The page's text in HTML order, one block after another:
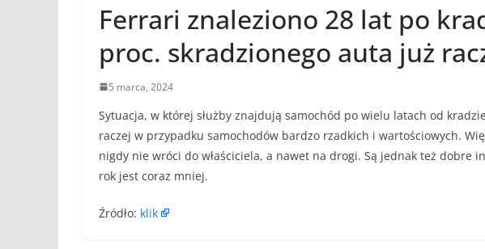
Ferrari znaleziono 28 lat po
proc. skradzionego auta już
5 marca, 2024
Sytuacja, w której służby znajdują samochód po wielu latach od
raczej w przypadku samochodów bardzo rzadkich i wartościowych.
nigdy nie wróci do właściciela, a nawet na drogi. Są jednak też dobre
rok jest coraz mniej.
Źródło: klik